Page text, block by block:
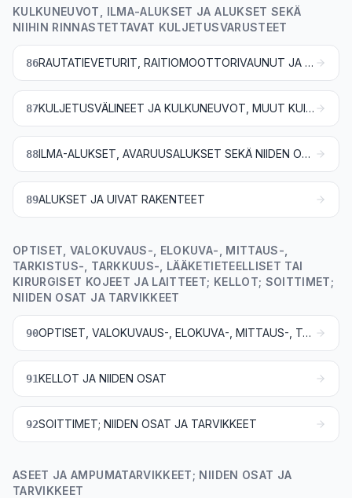
KULKUNEUVOT, ILMA-ALUKSET JA ALUKSET SEKÄ
NIIHIN RINNASTETTAVAT KULJETUSVARUSTEET
86 RAUTATIEVETURIT, RAITIOMOOTTORIVAUNUT JA MUU LIIKKUVA KALUSTO SEKÄ NIIDEN OSAT; RAUTATIE- JA RAITIOTIERADAN VARUSTEET JA KIINTEÄT LAITTEET SEKÄ NIIDEN OSAT; KAIKENLAISET MEKAANISET (MYÖS SÄHKÖMEKAANISET) LIIKENNEMERKINANTOLAITTEET
87 KULJETUSVÄLINEET JA KULKUNEUVOT, MUUT KUIN RAUTATIEN TAI RAITIOTIEN LIIKKUVAAN KALUSTOON KUULUVAT, SEKÄ NIIDEN OSAT JA TARVIKKEET
88 ILMA-ALUKSET, AVARUUSALUKSET SEKÄ NIIDEN OSAT
89ALUKSET JA UIVAT RAKENTEET
OPTISET, VALOKUVAUS-, ELOKUVA-, MITTAUS-,
TARKISTUS-, TARKKUUS-, LÄÄKETIETEELLISET TAI
KIRURGISET KOJEET JA LAITTEET; KELLOT; SOITTIMET;
NIIDEN OSAT JA TARVIKKEET
90 OPTISET, VALOKUVAUS-, ELOKUVA-, MITTAUS-, TARKISTUS-, TARKKUUS-, LÄÄKETIETEELLISET TAI KIRURGISET KOJEET JA LAITTEET; NIIDEN OSAT JA TARVIKKEET
91KELLOT JA NIIDEN OSAT
92SOITTIMET; NIIDEN OSAT JA TARVIKKEET
ASEET JA AMPUMATARVIKKEET; NIIDEN OSAT JA
TARVIKKEET